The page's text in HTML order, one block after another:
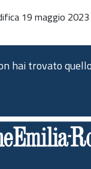
19 maggio
hai trovato